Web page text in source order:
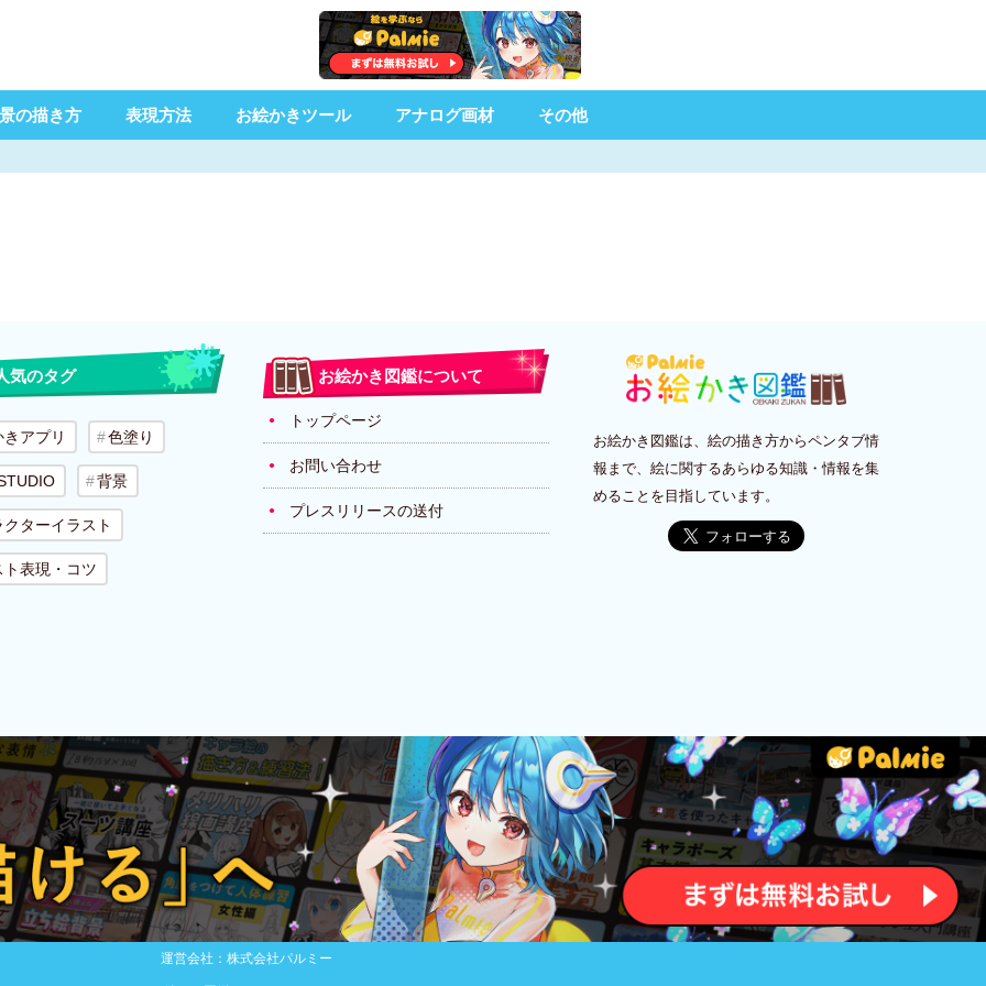
の描き方 表現方法 お絵かきツール アナログ画材 その他
気のタグ
アプリ 色塗り
背景
ターイラスト
ト表現・コツ
お絵かき図鑑について
トップページ
お問い合わせ
プレスリリースの送付
お絵かき図鑑は、絵の描き方からペンタブ情
報まで、絵に関するあらゆる知識・情報を集
めることを目指しています。
運営会社：株式会社パルミー